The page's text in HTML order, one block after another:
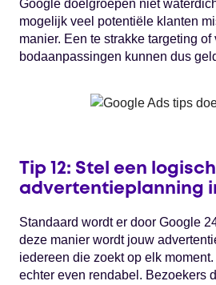
Google doelgroepen niet
mogelijk veel potentiële klanten
manier. Een te strakke targeting
bodaanpassingen kunnen dus
Tip 12: Stel een
advertentieplanning
Standaard wordt er door Google
deze manier wordt jouw
iedereen die zoekt op elk
echter even rendabel. Bezoekers